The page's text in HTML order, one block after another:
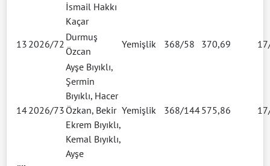
İsmail Hakkı
Kaçar
13 2026/72
Durmuş
Özcan
Yemişlik 368/58 370,69
142026/73
Ayşe Bıyıklı,
Şermin
Bıyıklı, Hacer
Özkan, Bekir
Ekrem Bıyıklı,
Kemal Bıyıklı,
Ayşe
Yemişlik 368/144575,86